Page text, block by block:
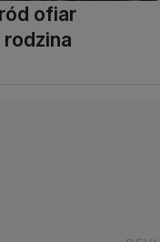
ofiar